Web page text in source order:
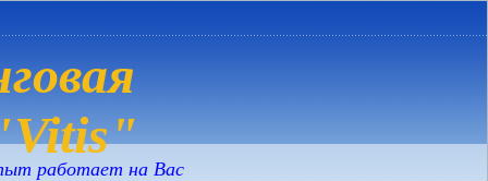
работает на Вас